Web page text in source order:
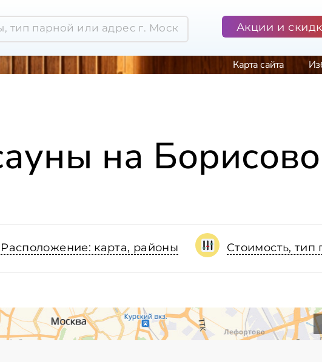
Акции и
Карта сайта
на Борисово
Расположение: карта, районы Стоимость, тип